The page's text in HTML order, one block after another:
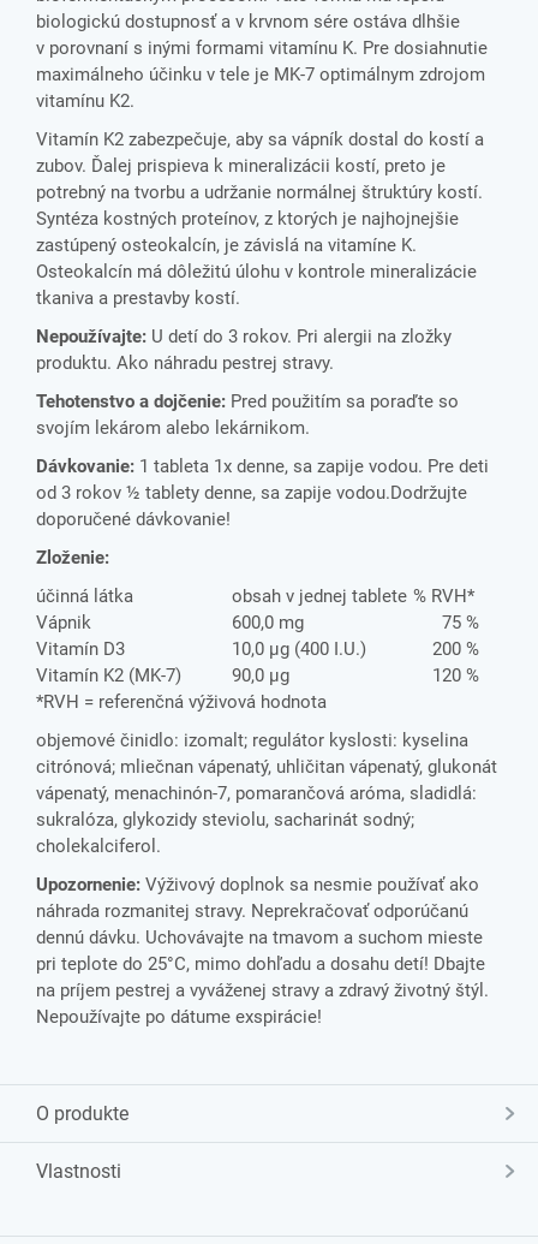
biologickú dostupnosť a v krvnom sére ostáva dlhšie
v porovnaní s inými formami vitamínu K. Pre dosiahnutie
maximálneho účinku v tele je MK-7 optimálnym zdrojom
vitamínu K2.
Vitamín K2 zabezpečuje, aby sa vápník dostal do kostí a
zubov. Ďalej prispieva k mineralizácii kostí, preto je
potrebný na tvorbu a udržanie normálnej štruktúry kostí.
Syntéza kostných proteínov, z ktorých je najhojnejšie
zastúpený osteokalcín, je závislá na vitamíne K.
Osteokalcín má dôležitú úlohu v kontrole mineralizácie
tkaniva a prestavby kostí.
Nepoužívajte: U detí do 3 rokov. Pri alergii na zložky
produktu. Ako náhradu pestrej stravy.
Tehotenstvo a dojčenie: Pred použitím sa poraďte so
svojím lekárom alebo lekárnikom.
Dávkovanie: 1 tableta 1x denne, sa zapije vodou. Pre deti
od 3 rokov ½ tablety denne, sa zapije vodou.Dodržujte
doporučené dávkovanie!
Zloženie:
účinná látka
obsah v jednej tablete % RVH*
Vápnik
600,0 mg
75 %
Vitamín D3
10,0 μg (400 I.U.)
200 %
Vitamín K2 (MK-7)
90,0 μg
120 %
*RVH = referenčná výživová hodnota
objemové činidlo: izomalt; regulátor kyslosti: kyselina
citrónová; mliečnan vápenatý, uhličitan vápenatý, glukonát
vápenatý, menachinón-7, pomarančová aróma, sladidlá:
sukralóza, glykozidy steviolu, sacharinát sodný;
cholekalciferol.
Upozornenie: Výživový doplnok sa nesmie používať ako
náhrada rozmanitej stravy. Neprekračovať odporúčanú
dennú dávku. Uchovávajte na tmavom a suchom mieste
pri teplote do 25°C, mimo dohľadu a dosahu detí! Dbajte
na príjem pestrej a vyváženej stravy a zdravý životný štýl.
Nepoužívajte po dátume exspirácie!
O produkte
Vlastnosti